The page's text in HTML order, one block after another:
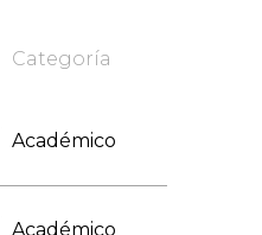
Categoría
Académico
Académico